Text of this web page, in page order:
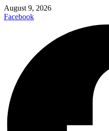
August 9, 2026
Facebook